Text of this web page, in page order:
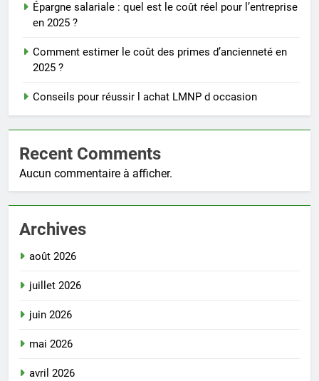
Épargne salariale : quel est le coût réel pour l’entreprise
en 2025 ?
Comment estimer le coût des primes d’ancienneté en
2025 ?
Conseils pour réussir l achat LMNP d occasion
Recent Comments
Aucun commentaire à afficher.
Archives
août 2026
juillet 2026
juin 2026
mai 2026
avril 2026